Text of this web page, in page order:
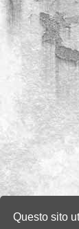
Questo sito